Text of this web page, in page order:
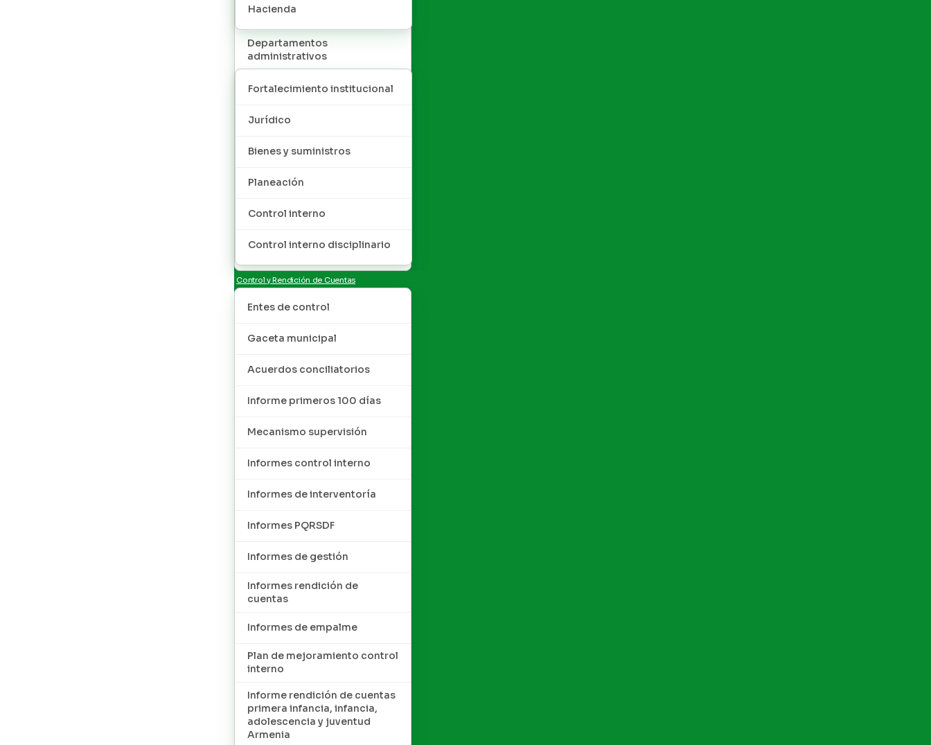
Hacienda
Departamentos
administrativos
Fortalecimiento institucional
Jurídico
Bienes y suministros
Planeación
Control interno
Control interno disciplinario
Control y Rendición de Cuentas
Entes de control
Gaceta municipal
Acuerdos conciliatorios
Informe primeros 100 días
Mecanismo supervisión
Informes control interno
Informes de interventoría
Informes PQRSDF
Informes de gestión
Informes rendición de
cuentas
Informes de empalme
Plan de mejoramiento control
interno
Informe rendición de cuentas
primera infancia, infancia,
adolescencia y juventud
Armenia